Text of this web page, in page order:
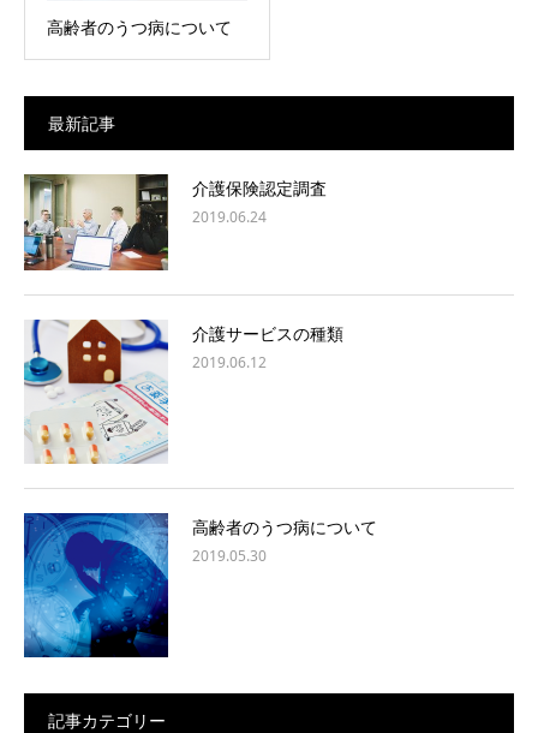
高齢者のうつ病について
最新記事
介護保険認定調査
2019.06.24
介護サービスの種類
2019.06.12
高齢者のうつ病について
2019.05.30
記事カテゴリー